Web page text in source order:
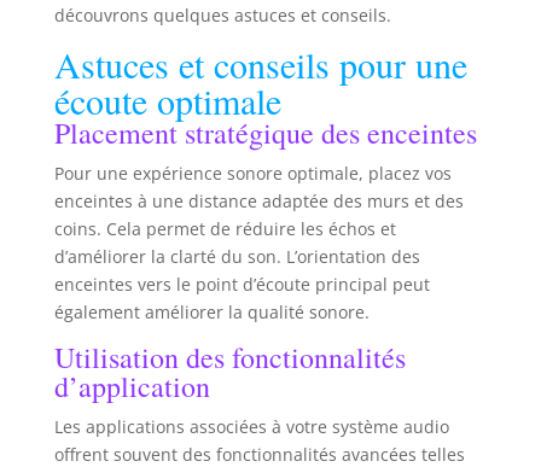
découvrons quelques astuces et conseils.
Astuces et conseils pour une
écoute optimale
Placement stratégique des enceintes
Pour une expérience sonore optimale, placez vos
enceintes à une distance adaptée des murs et des
coins. Cela permet de réduire les échos et
d’améliorer la clarté du son. L’orientation des
enceintes vers le point d’écoute principal peut
également améliorer la qualité sonore.
Utilisation des fonctionnalités
d’application
Les applications associées à votre système audio
offrent souvent des fonctionnalités avancées telles